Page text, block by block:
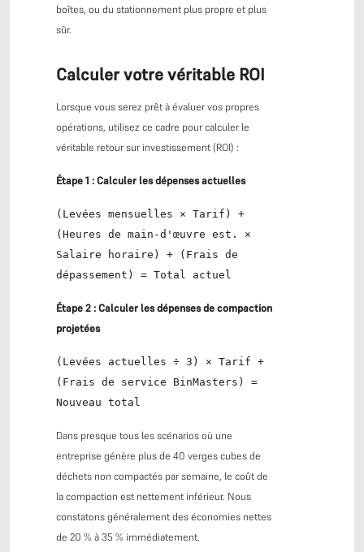
boîtes, ou du stationnement plus propre et plus
sûr.
Calculer votre véritable ROI
Lorsque vous serez prêt à évaluer vos propres
opérations, utilisez ce cadre pour calculer le
véritable retour sur investissement (ROI) :
Étape 1 : Calculer les dépenses actuelles
(Levées mensuelles × Tarif) +
(Heures de main-d'œuvre est. ×
Salaire horaire) + (Frais de
dépassement) = Total actuel
Étape 2 : Calculer les dépenses de compaction
projetées
(Levées actuelles ÷ 3) × Tarif +
(Frais de service BinMasters) =
Nouveau total
Dans presque tous les scénarios où une
entreprise génère plus de 40 verges cubes de
déchets non compactés par semaine, le coût de
la compaction est nettement inférieur. Nous
constatons généralement des économies nettes
de 20 % à 35 % immédiatement.